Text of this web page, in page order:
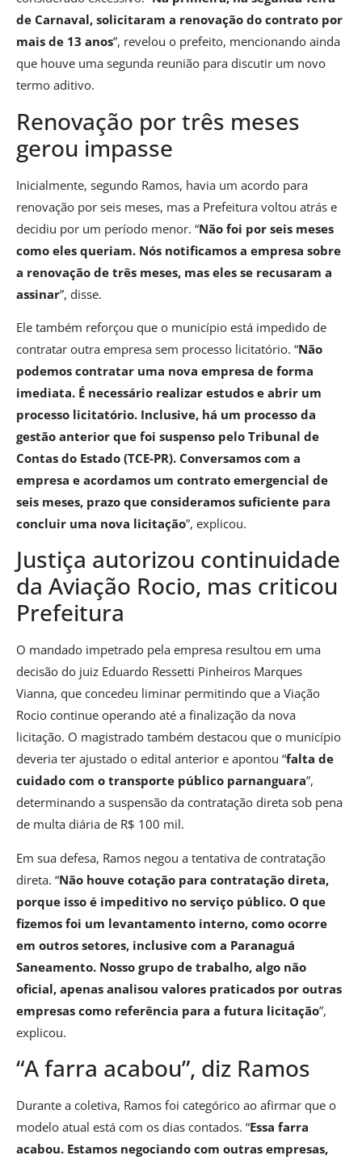
de Carnaval, solicitaram a renovação do contrato por
mais de 13 anos”, revelou o prefeito, mencionando ainda
que houve uma segunda reunião para discutir um novo
termo aditivo.
Renovação por três meses
gerou impasse
Inicialmente, segundo Ramos, havia um acordo para
renovação por seis meses, mas a Prefeitura voltou atrás e
decidiu por um período menor. “Não foi por seis meses
como eles queriam. Nós notificamos a empresa sobre
a renovação de três meses, mas eles se recusaram a
assinar”, disse.
Ele também reforçou que o município está impedido de
contratar outra empresa sem processo licitatório. “Não
podemos contratar uma nova empresa de forma
imediata. É necessário realizar estudos e abrir um
processo licitatório. Inclusive, há um processo da
gestão anterior que foi suspenso pelo Tribunal de
Contas do Estado (TCE-PR). Conversamos com a
empresa e acordamos um contrato emergencial de
seis meses, prazo que consideramos suficiente para
concluir uma nova licitação”, explicou.
Justiça autorizou continuidade
da Aviação Rocio, mas criticou
Prefeitura
O mandado impetrado pela empresa resultou em uma
decisão do juiz Eduardo Ressetti Pinheiros Marques
Vianna, que concedeu liminar permitindo que a Viação
Rocio continue operando até a finalização da nova
licitação. O magistrado também destacou que o município
deveria ter ajustado o edital anterior e apontou “falta de
cuidado com o transporte público parnanguara”,
determinando a suspensão da contratação direta sob pena
de multa diária de R$ 100 mil.
Em sua defesa, Ramos negou a tentativa de contratação
direta. “Não houve cotação para contratação direta,
porque isso é impeditivo no serviço público. O que
fizemos foi um levantamento interno, como ocorre
em outros setores, inclusive com a Paranaguá
Saneamento. Nosso grupo de trabalho, algo não
oficial, apenas analisou valores praticados por outras
empresas como referência para a futura licitação”,
explicou.
“A farra acabou”, diz Ramos
Durante a coletiva, Ramos foi categórico ao afirmar que o
modelo atual está com os dias contados. “Essa farra
acabou. Estamos negociando com outras empresas,